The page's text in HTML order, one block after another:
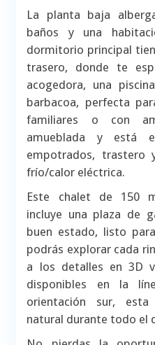
La planta baja
baños y una
dormitorio principal
trasero, donde te
acogedora, una
barbacoa, perfecta
familiares o con
amueblada y está
empotrados, trastero
frío/calor eléctrica.
Este chalet de 150
incluye una plaza de
buen estado, listo
podrás explorar cada
a los detalles en 3D
disponibles en la
orientación sur,
natural durante todo el